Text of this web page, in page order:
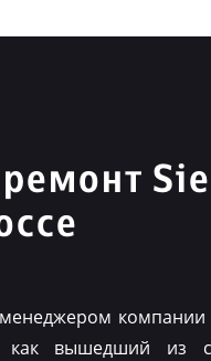
вышедший из